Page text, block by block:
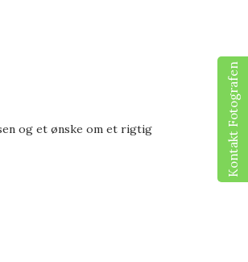
og et ønske om et rigtig
Kontakt Fotografen